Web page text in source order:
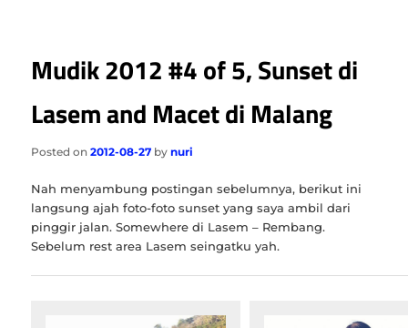
Mudik 2012 #4 of 5, Sunset di
Lasem and Macet di Malang
Posted on2012-08-27 bynuri
Nah menyambung postingan sebelumnya, berikut ini
langsung ajah foto-foto sunset yang saya ambil dari
pinggir jalan. Somewhere di Lasem – Rembang.
Sebelum rest area Lasem seingatku yah.